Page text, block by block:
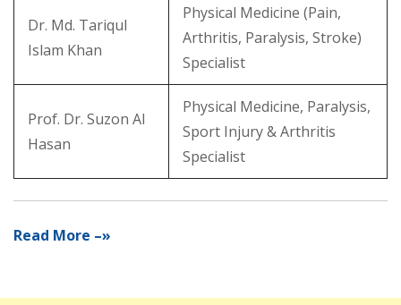
Dr. Md. Tariqul
Islam Khan
Physical Medicine (Pain,
Arthritis, Paralysis, Stroke)
Specialist
Prof. Dr. Suzon Al
Hasan
Physical Medicine, Paralysis,
Sport Injury & Arthritis
Specialist
Read More –»